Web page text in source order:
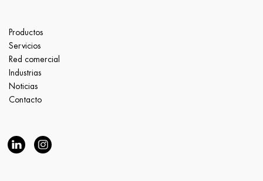
Productos
Servicios
Red comercial
Industrias
Noticias
Contacto